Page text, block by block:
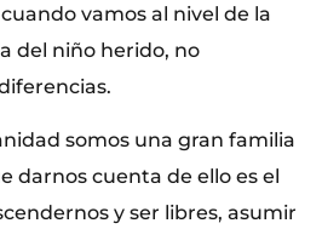
vamos al nivel de la
del niño herido, no
somos una gran familia
darnos cuenta de ello es el
y ser libres, asumir